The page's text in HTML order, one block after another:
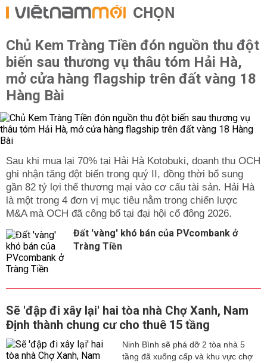
CHỌN
Chủ Kem Tràng Tiền đón nguồn thu đột
biến sau thương vụ thâu tóm Hải Hà,
mở cửa hàng flagship trên đất vàng 18
Hàng Bài
Sau khi mua lại 70% tại Hải Hà Kotobuki, doanh thu OCH
ghi nhận tăng đột biến trong quý II, đồng thời bổ sung
gần 82 tỷ lợi thế thương mại vào cơ cấu tài sản. Hải Hà
là một trong 4 đơn vị mục tiêu nằm trong chiến lược
M&A mà OCH đã công bố tại đại hội cổ đông 2026.
Đất 'vàng' khó bán của PVcombank ở
Tràng Tiền
Sẽ 'đập đi xây lại' hai tòa nhà Chợ Xanh, Nam
Định thành chung cư cho thuê 15 tầng
Ninh Bình sẽ phá dỡ 2 tòa nhà 5
tầng đã xuống cấp và khu vực chợ